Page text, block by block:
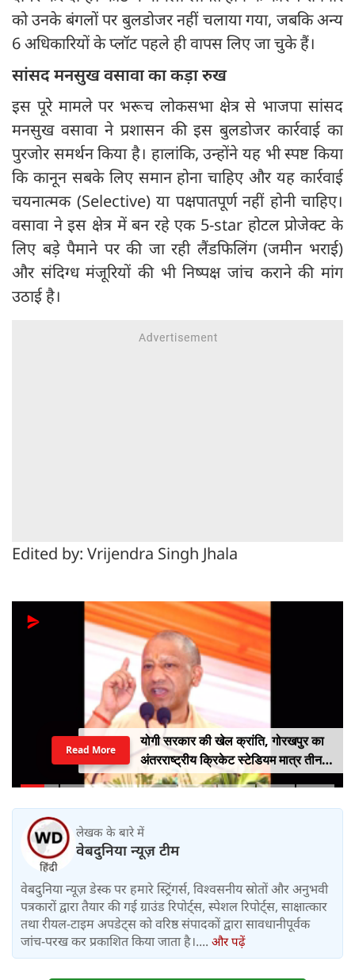
को उनके बंगलों पर बुलडोजर नहीं चलाया गया, जबकि अन्य
6 अधिकारियों के प्लॉट पहले ही वापस लिए जा चुके हैं।
सांसद मनसुख वसावा का कड़ा रुख
इस पूरे मामले पर भरूच लोकसभा क्षेत्र से भाजपा सांसद
मनसुख वसावा ने प्रशासन की इस बुलडोजर कार्रवाई का
पुरजोर समर्थन किया है। हालांकि, उन्होंने यह भी स्पष्ट किया
कि कानून सबके लिए समान होना चाहिए और यह कार्रवाई
चयनात्मक (Selective) या पक्षपातपूर्ण नहीं होनी चाहिए।
वसावा ने इस क्षेत्र में बन रहे एक 5-star होटल प्रोजेक्ट के
लिए बड़े पैमाने पर की जा रही लैंडफिलिंग (जमीन भराई)
और संदिग्ध मंजूरियों की भी निष्पक्ष जांच कराने की मांग
उठाई है।
Edited by: Vrijendra Singh Jhala
योगी सरकार की खेल क्रांति, गोरखपुर का
अंतरराष्ट्रीय क्रिकेट स्टेडियम मात्र तीन
महीने में लगभग 20% तैयार
Read More
लेखक के बारे में
वेबदुनिया न्यूज़ टीम
वेबदुनिया न्यूज़ डेस्क पर हमारे स्ट्रिंगर्स, विश्वसनीय स्रोतों और अनुभवी
पत्रकारों द्वारा तैयार की गई ग्राउंड रिपोर्ट्स, स्पेशल रिपोर्ट्स, साक्षात्कार
तथा रीयल-टाइम अपडेट्स को वरिष्ठ संपादकों द्वारा सावधानीपूर्वक
जांच-परख कर प्रकाशित किया जाता है।.... और पढ़ें